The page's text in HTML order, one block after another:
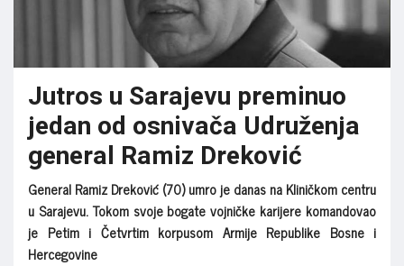
Jutros u Sarajevu preminuo
jedan od osnivača Udruženja
general Ramiz Dreković
General Ramiz Dreković (70) umro je danas na Kliničkom centru
u Sarajevu. Tokom svoje bogate vojničke karijere komandovao
je Petim i Četvrtim korpusom Armije Republike Bosne i
Hercegovine